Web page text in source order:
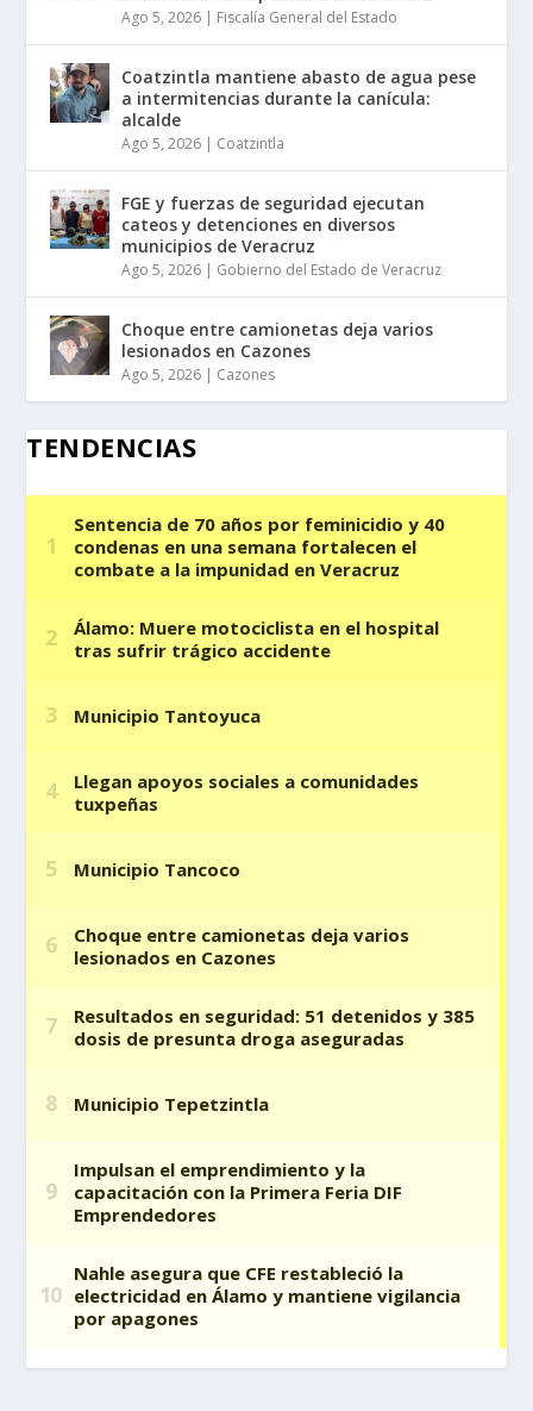
Ago 5, 2026 | Fiscalía General del Estado
Coatzintla mantiene abasto de agua pese
a intermitencias durante la canícula:
alcalde
Ago 5, 2026 | Coatzintla
FGE y fuerzas de seguridad ejecutan
cateos y detenciones en diversos
municipios de Veracruz
Ago 5, 2026 | Gobierno del Estado de Veracruz
Choque entre camionetas deja varios
lesionados en Cazones
Ago 5, 2026 | Cazones
TENDENCIAS